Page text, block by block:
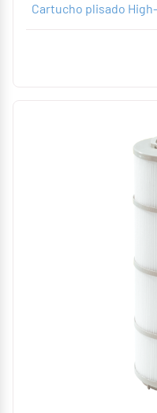
Cartucho plisado